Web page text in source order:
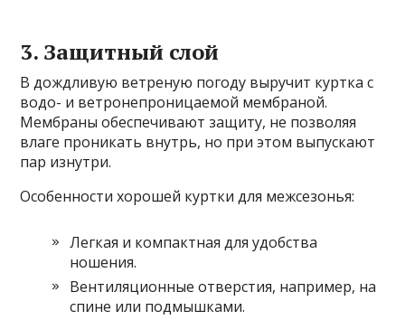
3. Защитный слой
В дождливую ветреную погоду выручит куртка с
водо- и ветронепроницаемой мембраной.
Мембраны обеспечивают защиту, не позволяя
влаге проникать внутрь, но при этом выпускают
пар изнутри.
Особенности хорошей куртки для межсезонья:
Легкая и компактная для удобства
ношения.
Вентиляционные отверстия, например, на
спине или подмышками.